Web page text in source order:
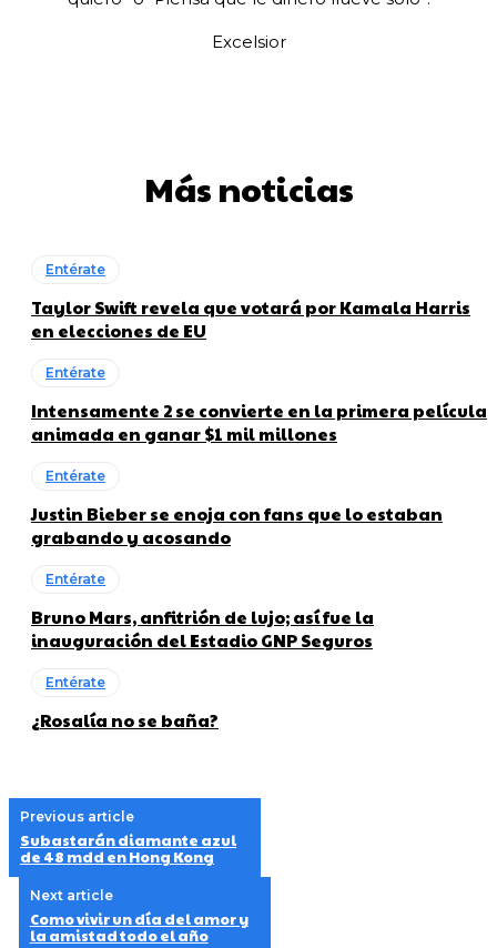
Excelsior
Más noticias
Entérate
Taylor Swift revela que votará por Kamala Harris
en elecciones de EU
Entérate
Intensamente 2 se convierte en la primera película
animada en ganar $1 mil millones
Entérate
Justin Bieber se enoja con fans que lo estaban
grabando y acosando
Entérate
Bruno Mars, anfitrión de lujo; así fue la
inauguración del Estadio GNP Seguros
Entérate
¿Rosalía no se baña?
Previous article
Subastarán diamante azul
de 48 mdd en Hong Kong
Next article
Como vivir un día del amor y
la amistad todo el año